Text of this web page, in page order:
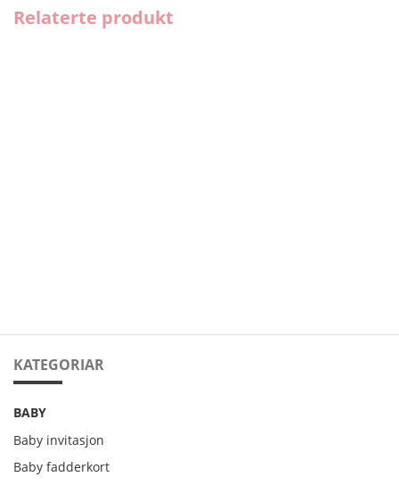
Relaterte produkt
KATEGORIAR
BABY
Baby invitasjon
Baby fadderkort